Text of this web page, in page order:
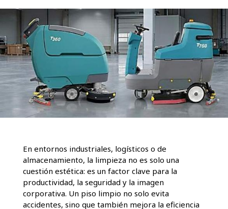
En entornos industriales, logísticos o de
almacenamiento, la limpieza no es solo una
cuestión estética: es un factor clave para la
productividad, la seguridad y la imagen
corporativa. Un piso limpio no solo evita
accidentes, sino que también mejora la eficiencia